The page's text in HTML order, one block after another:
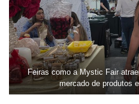
Feiras como a Mystic Fair
mercado de produtos